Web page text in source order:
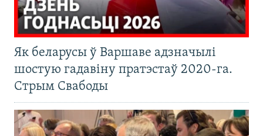
Як беларусы ў Варшаве адзначылі
шостую гадавіну пратэстаў 2020-га.
Стрым Свабоды